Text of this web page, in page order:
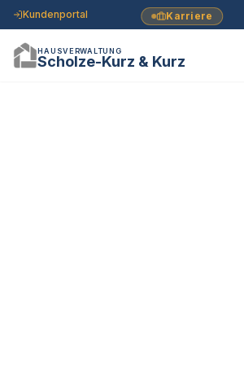
Karriere
Kundenportal
HAUSVERWALTUNG
Scholze-Kurz & Kurz